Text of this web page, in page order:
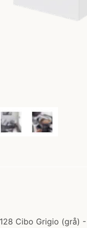
Cibo Grigio (grå)